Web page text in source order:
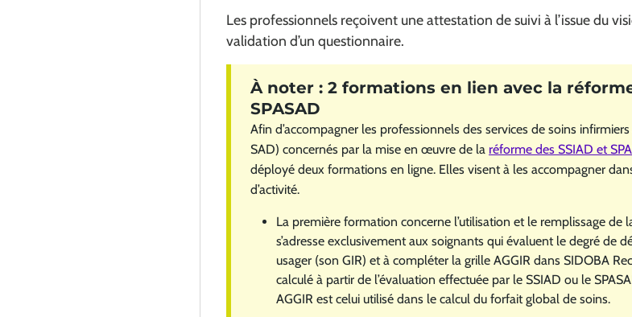
Les professionnels reçoivent une attestation de suivi à l’issue du
validation d’un questionnaire.
Afin d’accompagner les professionnels des services de soins
SAD) concernés par la mise en œuvre de la réforme des SSIAD et
déployé deux formations en ligne. Elles visent à les accompagner
d’activité.
La première formation concerne l’utilisation et le remplissage de
s’adresse exclusivement aux soignants qui évaluent le degré de
usager (son GIR) et à compléter la grille AGGIR dans SIDOBA
calculé à partir de l’évaluation effectuée par le SSIAD ou le
AGGIR est celui utilisé dans le calcul du forfait global de soins.